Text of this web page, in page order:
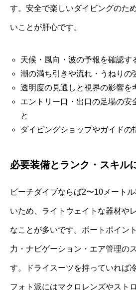
す。安全で楽しいダイビングのた
いことが肝心です。
天候・風向・波の予報を確認す
潮の満ち引きや流れ・うねりの
透明度の見通しと視界の影響を
エントリー口・出口の足場の安
と
ダイビングショップやガイドの
必要装備とランク・スキル
ビーチダイブならば2〜10メート
いため、ライトウェイトな器材や
なことが多いです。ボートポイン
力・ナビゲーション・エア管理の
す。ドライスーツを持っていれば
フォト派にはマクロレンズやスト